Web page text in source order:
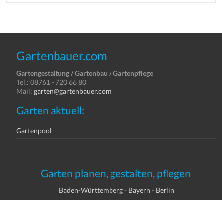
Gartenbauer.com
Gartengestaltung / Gartenbau / Gartenpflege
Tel.: 08761 - 720 66 80
Mail:garten@gartenbauer.com
Garten aktuell:
Gartenpool
Garten planen, gestalten, pflegen
Baden-Württemberg- Bayern - Berlin